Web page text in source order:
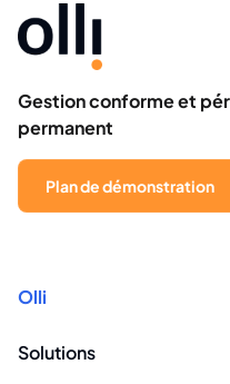
Gestion conforme et
permanent
Plan de démonstration
Olli
Solutions